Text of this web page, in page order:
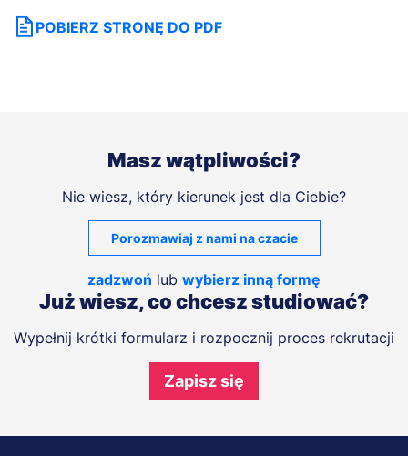
POBIERZ STRONĘ DO PDF
Masz wątpliwości?
Nie wiesz, który kierunek jest dla Ciebie?
Porozmawiaj z nami na czacie
zadzwoń lub wybierz inną formę
Już wiesz, co chcesz studiować?
Wypełnij krótki formularz i rozpocznij proces rekrutacji
Zapisz się